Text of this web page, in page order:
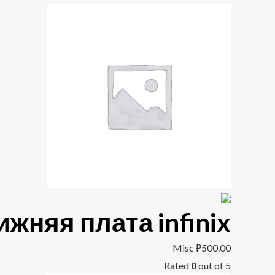
плата infinix
Misc ₽500.00
Rated 0out of 5